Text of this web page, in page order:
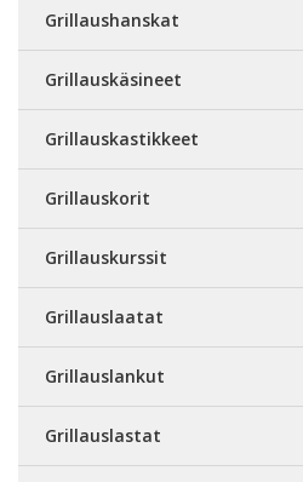
Grillaushanskat
Grillauskäsineet
Grillauskastikkeet
Grillauskorit
Grillauskurssit
Grillauslaatat
Grillauslankut
Grillauslastat